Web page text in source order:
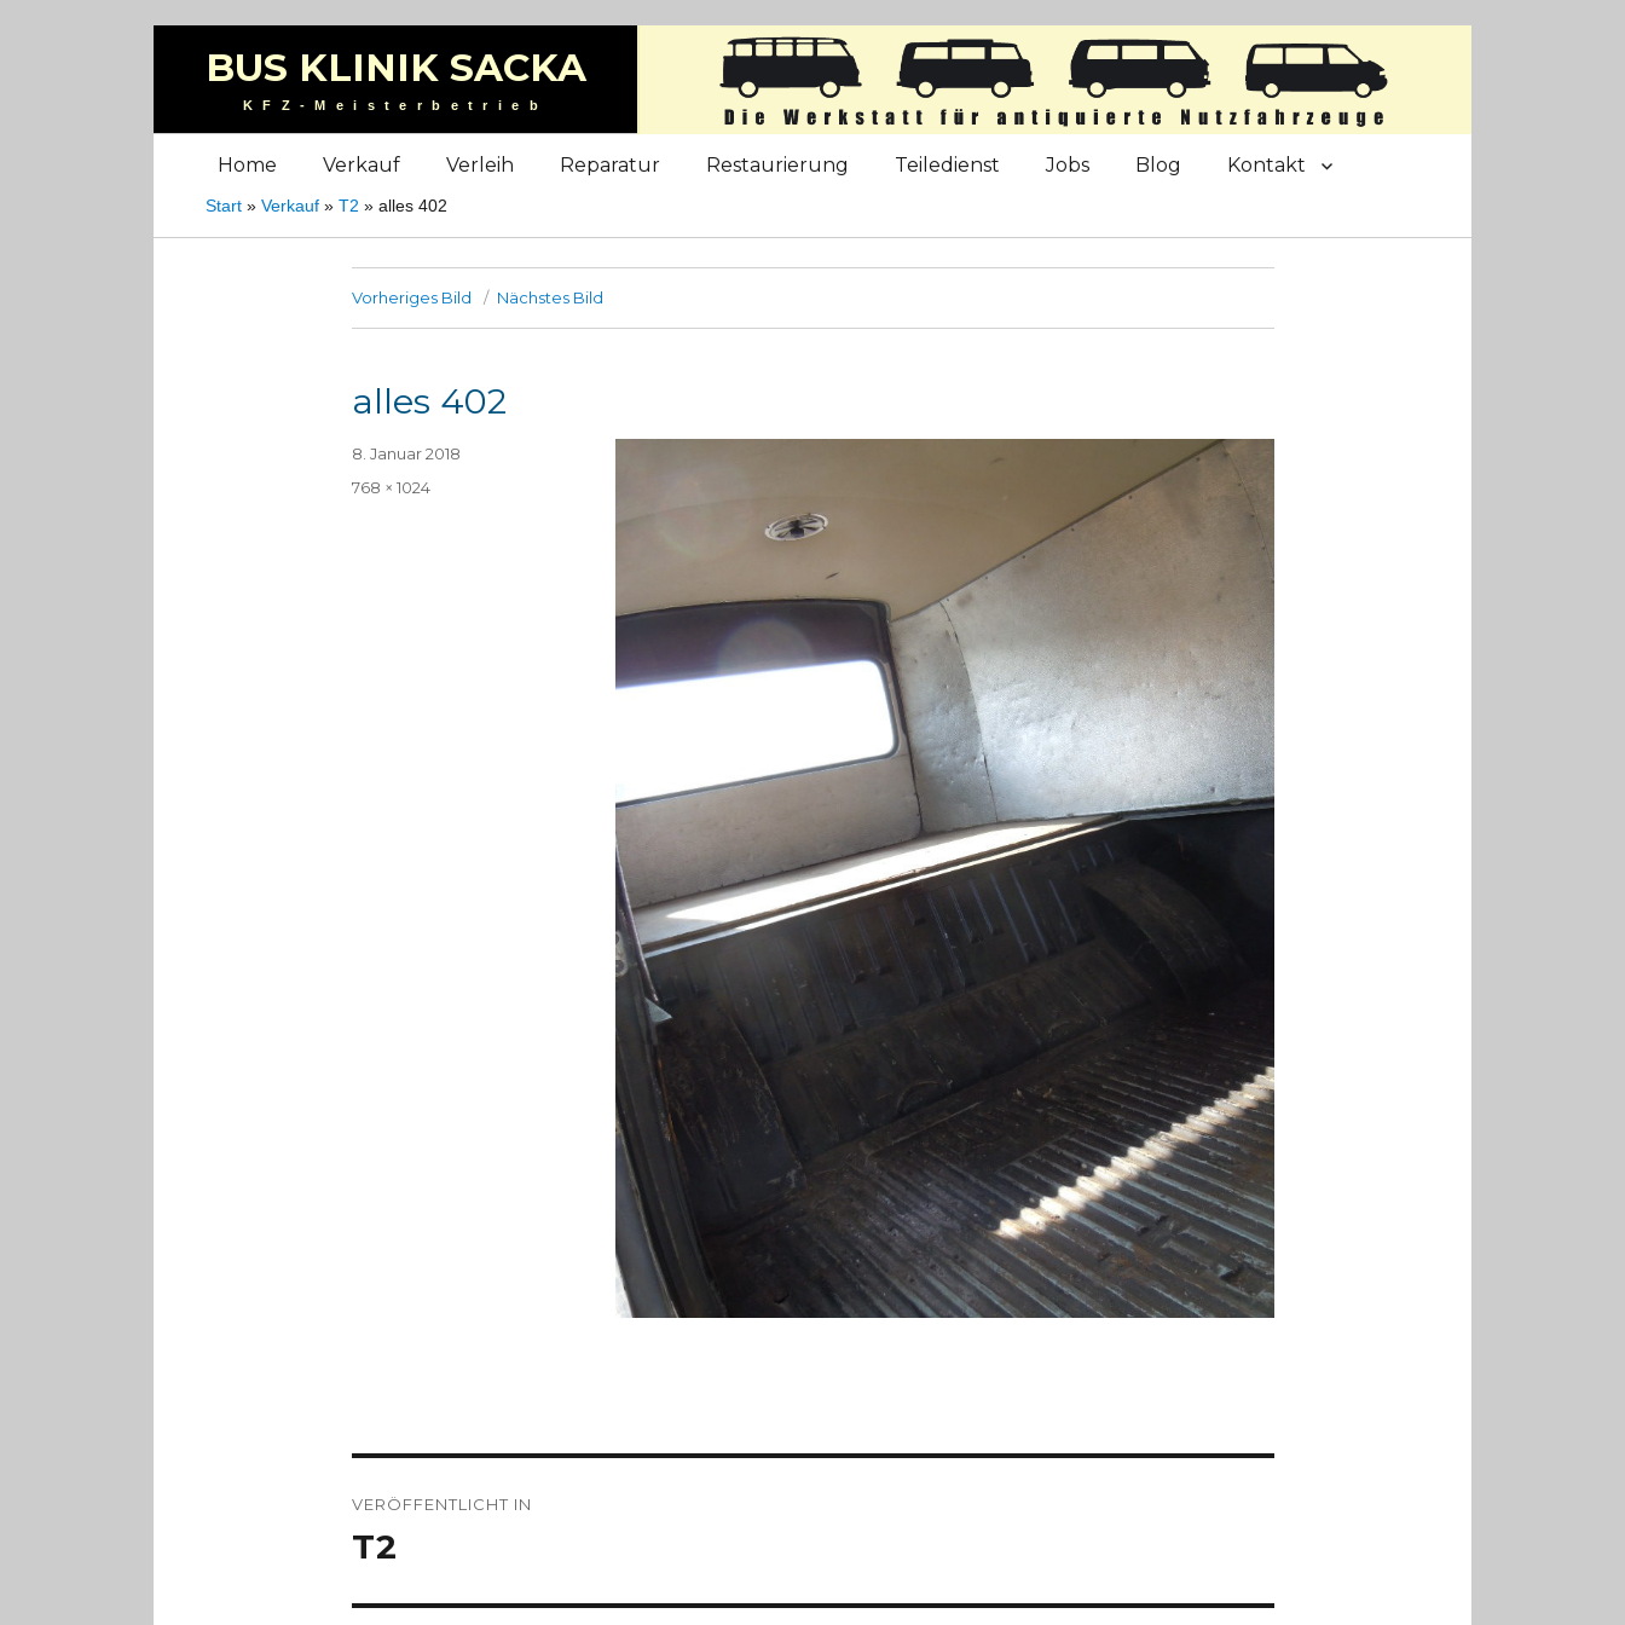
BUS KLINIK SACKA
KFZ-Meisterbetrieb
Home Verkauf Verleih Reparatur Restaurierung Teiledienst Jobs Blog Kontakt
Start »Verkauf »T2 »alles 402
Vorheriges Bild Nächstes Bild
alles 402
Veröffentlicht
8. Januar 2018
Volle
768 × 1024
VERÖFFENTLICHT IN
T2